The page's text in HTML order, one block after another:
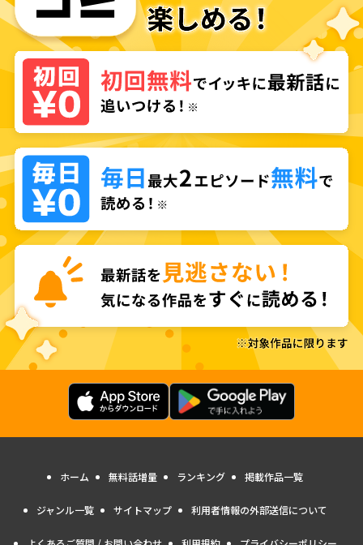
ホーム 無料話増量 ランキング 掲載作品一覧
ジャンル一覧 サイトマップ 利用者情報の外部送信について